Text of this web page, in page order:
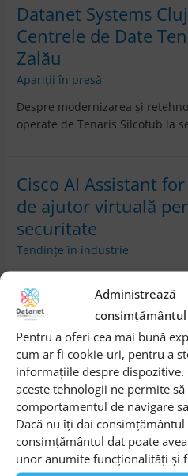
Administrează
consimțământul
Pentru a oferi cea mai bună
cum ar fi cookie-uri, pentru a
informațiile despre
aceste tehnologii ne permite
comportamentul de navigare
Dacă nu îți dai
consimțământul dat poate
unor anumite funcționalități și
Datanet Systems
Centrele de Date
Zalău
Apariții în presă
Despre modernizarea și
operate de Tenaris Silcotub la
Cisco AI Assistant
de ajutor virtuală
securitate
Tendințe în industrie
Despre trecerea la
Assistant for Security.
Soluții moderne de
Cisco și Datanet
Apariții în presă
Despre soluțiile de
monitorizare a pacienților din
tehnologiilor Cisco.